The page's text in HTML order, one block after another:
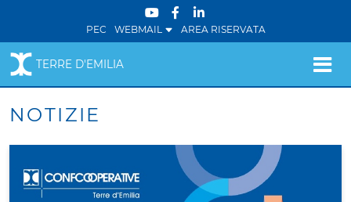
PEC WEBMAIL AREA RISERVATA
TERRE D'EMILIA
NOTIZIE